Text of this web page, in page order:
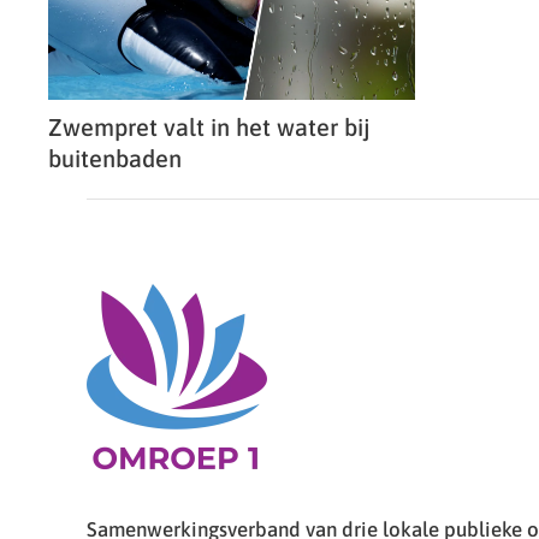
Zwempret valt in het water bij
buitenbaden
Samenwerkingsverband van drie lokale publieke